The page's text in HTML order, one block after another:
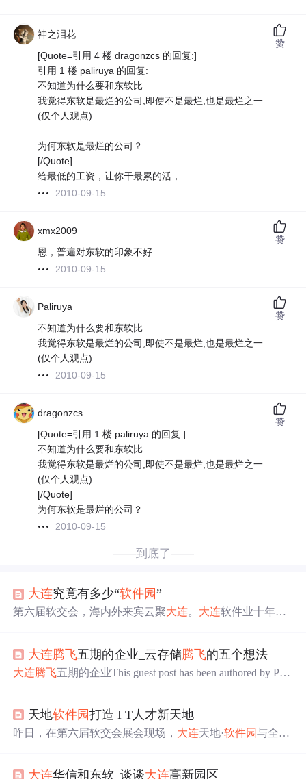
神之泪花
[Quote=引用 4 楼 dragonzcs 的回复:]
引用 1 楼 paliruya 的回复:
不知道为什么要和东软比
我觉得东软是最烂的公司,即使不是最烂,也是最烂之一
(仅个人观点)
为何东软是最烂的公司？
[/Quote]
给最低的工资，让你干最累的活，
2010-09-15
赞
xmx2009
恩，普遍对东软的印象不好
2010-09-15
赞
Paliruya
不知道为什么要和东软比
我觉得东软是最烂的公司,即使不是最烂,也是最烂之一
(仅个人观点)
2010-09-15
赞
dragonzcs
[Quote=引用 1 楼 paliruya 的回复:]
不知道为什么要和东软比
我觉得东软是最烂的公司,即使不是最烂,也是最烂之一
(仅个人观点)
[/Quote]
为何东软是最烂的公司？
2010-09-15
赞
——到底了——
大连究竟有多少“软件园”
第六届软交会，海内外来宾云聚大连。 大连软件业十年的
些 软件园之间以及它们和政府存在怎样的关系？昨日，记
者就此进行了采访。总体而言：软件业“一带七园” 无论是
域。旅顺南路软件产业带全长30余公里
大连腾飞五期的企业_云存储腾飞的五个想法
大连腾飞五期的企业This guest post has been authored by Pete
ng. 这篇来宾帖子由Pete Steege撰...
天地软件园打造 I T人才新天地
昨日，在第六届软交会展会现场， 大连天地·软件园与全球
市长夏德仁出席备忘录签署仪式。 “大连 天地·
大连华信和东软_谈谈大连高新园区